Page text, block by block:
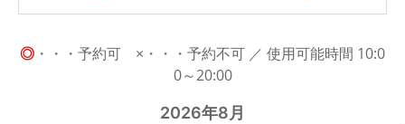
◎ ・・・予約可 ×・・・予約不可 ／ 使用可能時間 10:0
0～20:00
2026年8月